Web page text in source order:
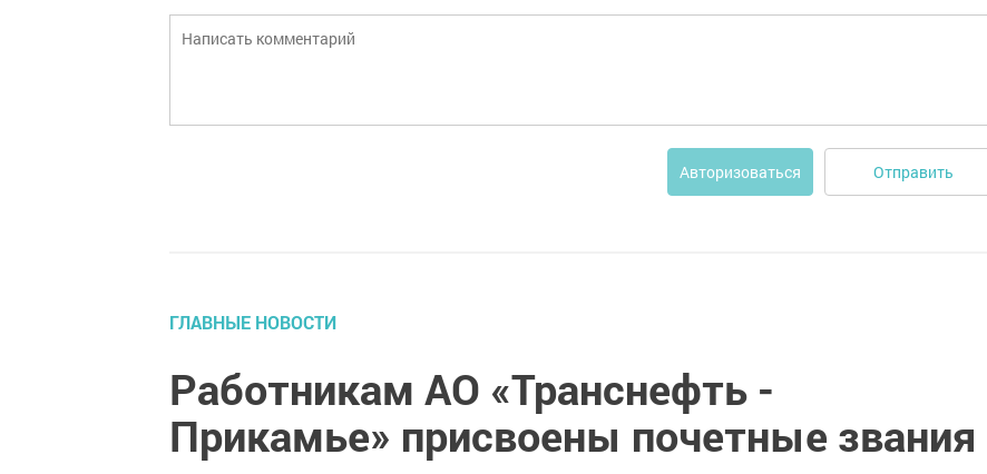
Авторизоваться Отправить
ГЛАВНЫЕ НОВОСТИ
Работникам АО «Транснефть -
Прикамье» присвоены почетные звания